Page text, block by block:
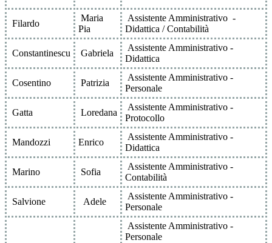
Filardo
Maria
Pia
Assistente Amministrativo -
Didattica / Contabilità
Constantinescu Gabriela
Assistente Amministrativo -
Didattica
Cosentino Patrizia
Assistente Amministrativo -
Personale
Gatta Loredana
Assistente Amministrativo -
Protocollo
Mandozzi Enrico
Assistente Amministrativo -
Didattica
Marino Sofia
Assistente Amministrativo -
Contabilità
Salvione Adele
Assistente Amministrativo -
Personale
Assistente Amministrativo -
Personale